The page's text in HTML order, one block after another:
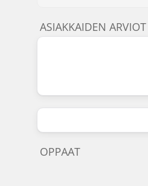
ASIAKKAIDEN ARVIOT
OPPAAT